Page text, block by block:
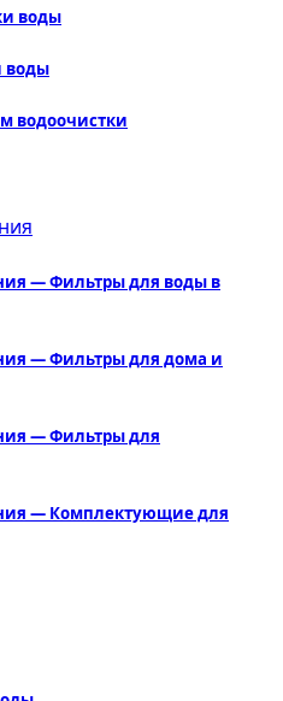
воды
воды
водоочистки
— Фильтры для воды в
— Фильтры для дома и
— Фильтры для
— Комплектующие для